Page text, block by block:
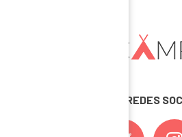
SÍGUENOS EN LAS REDES